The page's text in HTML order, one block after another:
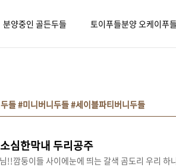
분양중인 골든두들 토이푸들분양 오케이푸
들 #미니버니두들 #세이블파티버니두들
심한막내 두리공주
!!깜둥이들 사이에눈에 띄는 갈색 곰도리 우리 하